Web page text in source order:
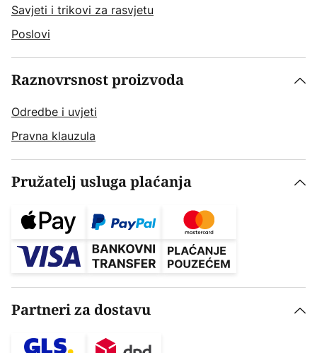
Savjeti i trikovi za rasvjetu
Poslovi
Raznovrsnost proizvoda
Odredbe i uvjeti
Pravna klauzula
Pružatelj usluga plaćanja
Partneri za dostavu